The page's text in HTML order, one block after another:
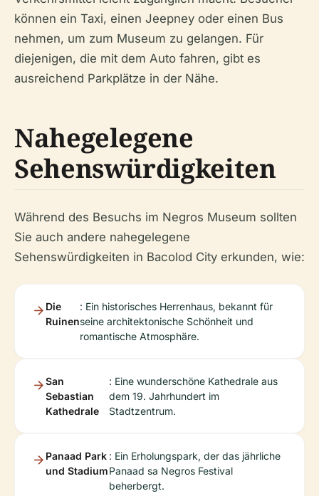
können ein Taxi, einen Jeepney oder einen Bus
nehmen, um zum Museum zu gelangen. Für
diejenigen, die mit dem Auto fahren, gibt es
ausreichend Parkplätze in der Nähe.
Nahegelegene
Sehenswürdigkeiten
Während des Besuchs im Negros Museum sollten
Sie auch andere nahegelegene
Sehenswürdigkeiten in Bacolod City erkunden, wie:
Die
Ruinen
: Ein historisches Herrenhaus, bekannt für
seine architektonische Schönheit und
romantische Atmosphäre.
San
Sebastian
Kathedrale
: Eine wunderschöne Kathedrale aus
dem 19. Jahrhundert im
Stadtzentrum.
Panaad Park
und Stadium
: Ein Erholungspark, der das jährliche
Panaad sa Negros Festival
beherbergt.